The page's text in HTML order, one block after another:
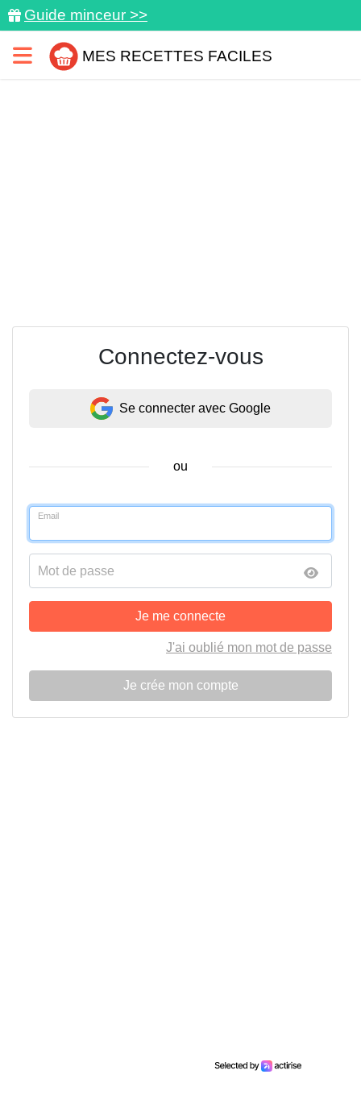
Guide minceur >>
MES RECETTES FACILES
Connectez-vous
Se connecter avec Google
ou
Email
Mot de passe
Je me connecte
J'ai oublié mon mot de passe
Je crée mon compte